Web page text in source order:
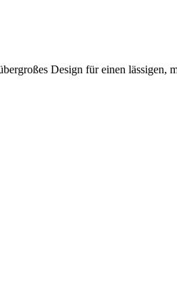
Design für einen lässigen,